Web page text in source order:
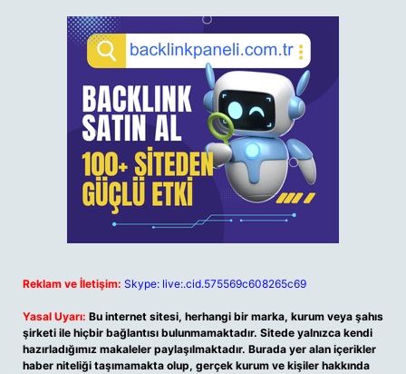
Reklam ve İletişim: Skype: live:.cid.575569c608265c69
Yasal Uyarı: Bu internet sitesi, herhangi bir marka, kurum veya şahıs
şirketi ile hiçbir bağlantısı bulunmamaktadır. Sitede yalnızca kendi
hazırladığımız makaleler paylaşılmaktadır. Burada yer alan içerikler
haber niteliği taşımamakta olup, gerçek kurum ve kişiler hakkında